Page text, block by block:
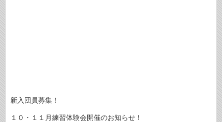
新入団員募集！
１０・１１月練習体験会開催のお知らせ！